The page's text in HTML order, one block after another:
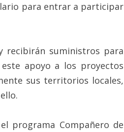
para entrar a participar
recibirán suministros para
apoyo a los proyectos
sus territorios locales,
programa Compañero de